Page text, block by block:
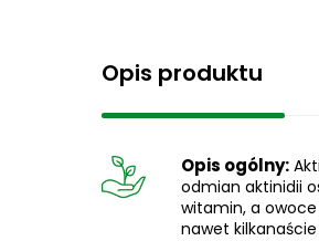
Opis produktu
Opis ogólny:
odmian aktinidii
witamin, a owoce
nawet